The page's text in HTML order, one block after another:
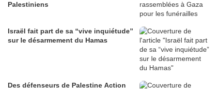
Palestiniens
Israël fait part de sa “vive inquiétude”
sur le désarmement du Hamas
Des défenseurs de Palestine Action